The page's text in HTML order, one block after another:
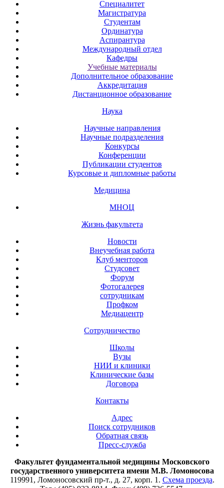
Специалитет
Магистратура
Студентам
Ординатура
Аспирантура
Международный отдел
Кафедры
Учебные материалы
Дополнительное образование
Аккредитация
Дистанционное образование
Наука
Научные направления
Научные подразделения
Конкурсы
Конференции
Публикации студентов
Курсовые и дипломные работы
Медицина
МНОЦ
Жизнь факультета
Новости
Внеучебная работа
Клуб менторов
Студсовет
Форум
Фотогалерея
сотрудникам
Профком
Медиацентр
Сотрудничество
Школы
Вузы
НИИ и клиники
Клинические базы
Договора
Контакты
Адрес
Поиск сотрудников
Обратная связь
Пресс-служба
Факультет фундаментальной медицины Московского
государственного университета имени М.В. Ломоносова
119991, Ломоносовский пр-т., д. 27, корп. 1. Схема проезда.